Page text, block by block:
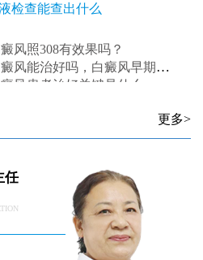
检查能查出什么
能治好吗，白癜风早期怎么治疗？
风患者治好关键是什么
更多>
任